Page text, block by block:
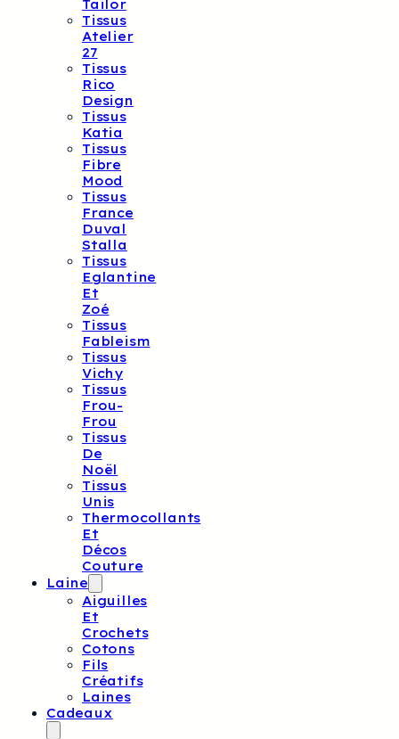
Tailor
Tissus
Atelier
27
Tissus
Rico
Design
Tissus
Katia
Tissus
Fibre
Mood
Tissus
France
Duval
Stalla
Tissus
Eglantine
Et
Zoé
Tissus
Fableism
Tissus
Vichy
Tissus
Frou-
Frou
Tissus
De
Noël
Tissus
Unis
Thermocollants
Et
Décos
Couture
Laine
Aiguilles
Et
Crochets
Cotons
Fils
Créatifs
Laines
Cadeaux